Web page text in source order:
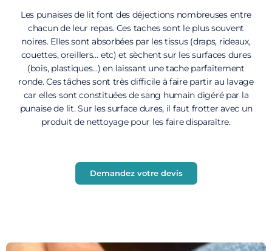
Les punaises de lit font des déjections nombreuses entre
chacun de leur repas. Ces taches sont le plus souvent
noires. Elles sont absorbées par les tissus (draps, rideaux,
couettes, oreillers… etc) et sèchent sur les surfaces dures
(bois, plastiques…) en laissant une tache parfaitement
ronde. Ces tâches sont très difficile à faire partir au lavage
car elles sont constituées de sang humain digéré par la
punaise de lit. Sur les surface dures, il faut frotter avec un
produit de nettoyage pour les faire disparaître.
Demandez votre devis